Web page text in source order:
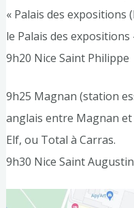
« Palais des expositions
le Palais des
9h20 Nice Saint Philippe
9h25 Magnan (station
anglais entre Magnan
Elf, ou Total à Carras.
9h30 Nice Saint